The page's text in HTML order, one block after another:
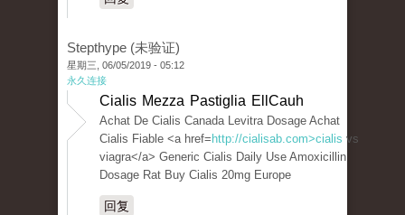
Stepthype (未验证)
星期三, 06/05/2019 - 05:12
永久连接
Cialis Mezza Pastiglia EllCauh
Achat De Cialis Canada Levitra Dosage Achat
Cialis Fiable <a href= http://cialisab.com>cialis vs
viagra</a> Generic Cialis Daily Use Amoxicillin
Dosage Rat Buy Cialis 20mg Europe
回复